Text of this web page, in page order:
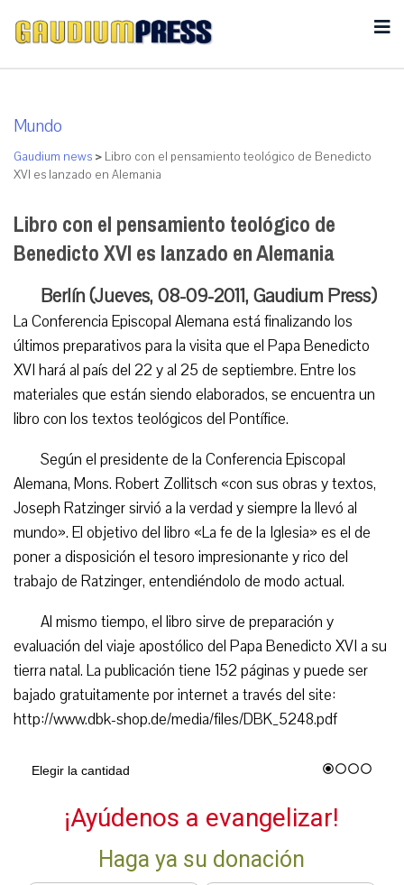
Mundo
Gaudium news > Libro con el pensamiento teológico de Benedicto
XVI es lanzado en Alemania
Libro con el pensamiento teológico de
Benedicto XVI es lanzado en Alemania
Berlín (Jueves, 08-09-2011, Gaudium Press)
La Conferencia Episcopal Alemana está finalizando los
últimos preparativos para la visita que el Papa Benedicto
XVI hará al país del 22 y al 25 de septiembre. Entre los
materiales que están siendo elaborados, se encuentra un
libro con los textos teológicos del Pontífice.
Según el presidente de la Conferencia Episcopal
Alemana, Mons. Robert Zollitsch «con sus obras y textos,
Joseph Ratzinger sirvió a la verdad y siempre la llevó al
mundo». El objetivo del libro «La fe de la Iglesia» es el de
poner a disposición el tesoro impresionante y rico del
trabajo de Ratzinger, entendiéndolo de modo actual.
Al mismo tiempo, el libro sirve de preparación y
evaluación del viaje apostólico del Papa Benedicto XVI a su
tierra natal. La publicación tiene 152 páginas y puede ser
bajado gratuitamente por internet a través del site:
http://www.dbk-shop.de/media/files/DBK_5248.pdf